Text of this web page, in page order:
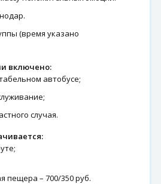
(время указано
включено:
автобусе;
случая.
пещера – 700/350 руб.